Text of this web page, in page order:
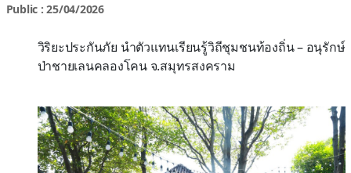
Public : 25/04/2026
วิริยะประกันภัย นำตัวแทนเรียนรู้วิถีชุมชนท้องถิ่น – อนุรักษ์
ป่าชายเลนคลองโคน จ.สมุทรสงคราม